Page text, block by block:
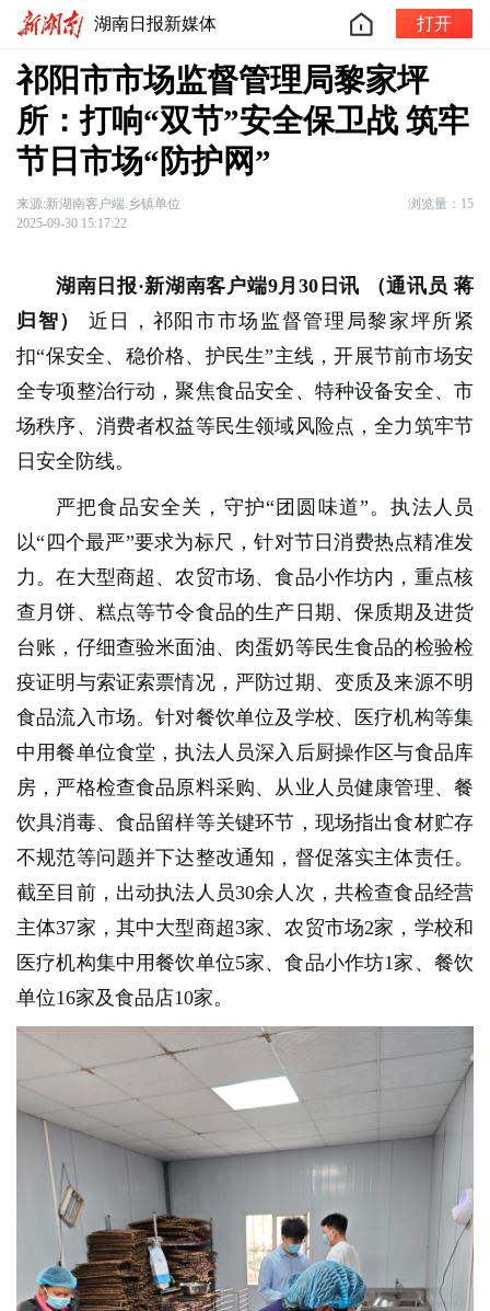
湖南日报新媒体 打开
祁阳市市场监督管理局黎家坪
所：打响“双节”安全保卫战 筑牢
节日市场“防护网”
来源:新湖南客户端.乡镇单位
浏览量：15
2025-09-30 15:17:22
湖南日报·新湖南客户端9月30日讯 （通讯员 蒋
归智）
近日，祁阳市市场监督管理局黎家坪所紧
扣“保安全、稳价格、护民生”主线，开展节前市场安
全专项整治行动，聚焦食品安全、特种设备安全、市
场秩序、消费者权益等民生领域风险点，全力筑牢节
日安全防线。
严把食品安全关，守护“团圆味道”。执法人员
以“四个最严”要求为标尺，针对节日消费热点精准发
力。在大型商超、农贸市场、食品小作坊内，重点核
查月饼、糕点等节令食品的生产日期、保质期及进货
台账，仔细查验米面油、肉蛋奶等民生食品的检验检
疫证明与索证索票情况，严防过期、变质及来源不明
食品流入市场。针对餐饮单位及学校、医疗机构等集
中用餐单位食堂，执法人员深入后厨操作区与食品库
房，严格检查食品原料采购、从业人员健康管理、餐
饮具消毒、食品留样等关键环节，现场指出食材贮存
不规范等问题并下达整改通知，督促落实主体责任。
截至目前，出动执法人员30余人次，共检查食品经营
主体37家，其中大型商超3家、农贸市场2家，学校和
医疗机构集中用餐饮单位5家、食品小作坊1家、餐饮
单位16家及食品店10家。